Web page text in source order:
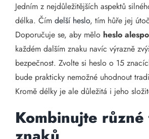
Jedním z nejdůležitějších aspektů
délka. Čím delší heslo, tím hůře jej
Doporučuje se, aby mělo heslo
každém dalším znaku navíc výrazně
bezpečnost. Zvolte si heslo o 15
bude prakticky nemožné uhodnout
Kromě délky je ale důležitá i jeho
Kombinujte